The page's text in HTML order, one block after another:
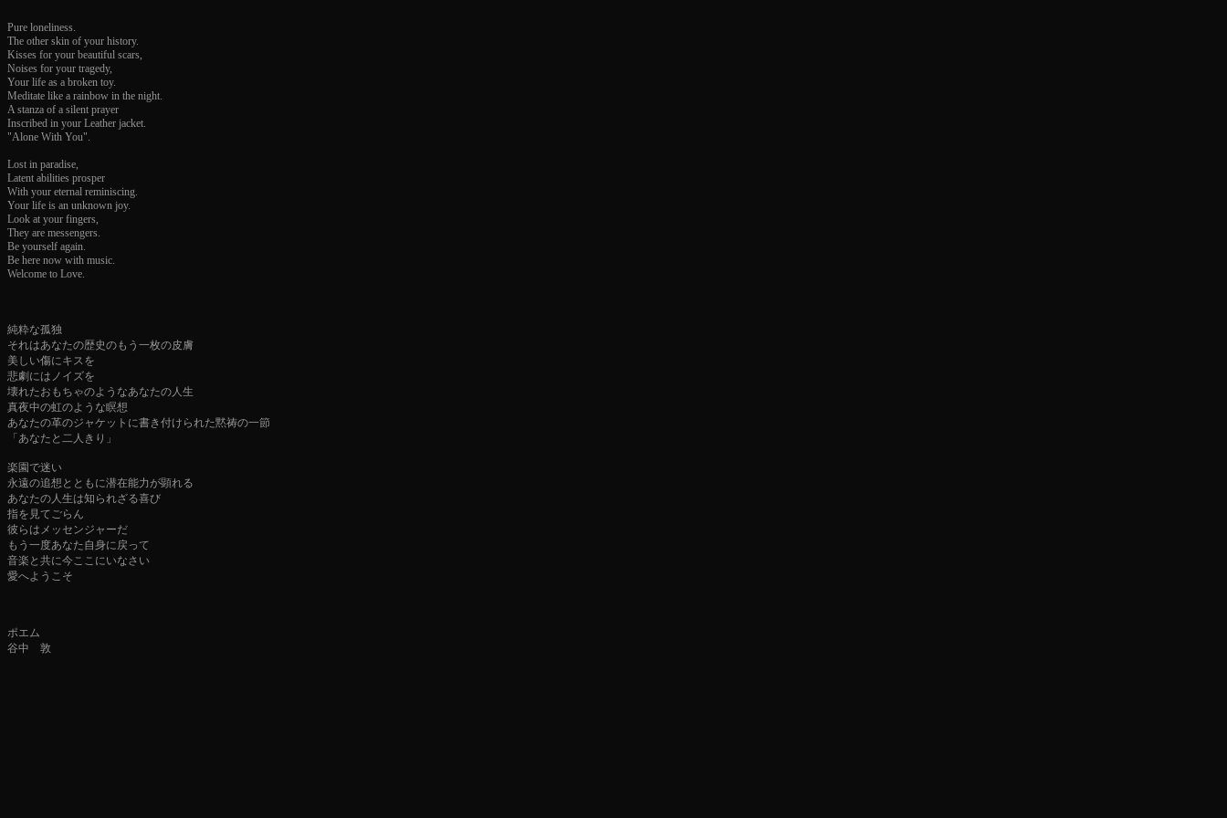
Pure loneliness.
The other skin of your history.
Kisses for your beautiful scars,
Noises for your tragedy,
Your life as a broken toy.
Meditate like a rainbow in the night.
A stanza of a silent prayer
Inscribed in your Leather jacket.
"Alone With You".
Lost in paradise,
Latent abilities prosper
With your eternal reminiscing.
Your life is an unknown joy.
Look at your fingers,
They are messengers.
Be yourself again.
Be here now with music.
Welcome to Love.
純粋な孤独
それはあなたの歴史のもう一枚の皮膚
美しい傷にキスを
悲劇にはノイズを
壊れたおもちゃのようなあなたの人生
真夜中の虹のような瞑想
あなたの革のジャケットに書き付けられた黙祷の一節
「あなたと二人きり」
楽園で迷い
永遠の追想とともに潜在能力が顕れる
あなたの人生は知られざる喜び
指を見てごらん
彼らはメッセンジャーだ
もう一度あなた自身に戻って
音楽と共に今ここにいなさい
愛へようこそ
ポエム
谷中 敦